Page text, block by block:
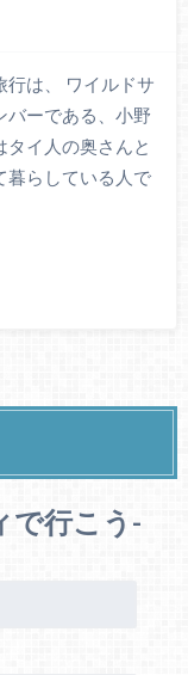
行は、 ワイルドサ
バーである、小野
タイ人の奥さんと
暮らしている人で
で行こう-